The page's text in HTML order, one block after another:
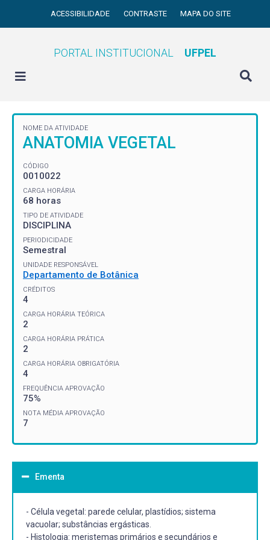
ACESSIBILIDADE CONTRASTE MAPA DO SITE
PORTAL INSTITUCIONAL UFPEL
NOME DA ATIVIDADE
ANATOMIA VEGETAL
CÓDIGO
0010022
CARGA HORÁRIA
68 horas
TIPO DE ATIVIDADE
DISCIPLINA
PERIODICIDADE
Semestral
UNIDADE RESPONSÁVEL
Departamento de Botânica
CRÉDITOS
4
CARGA HORÁRIA TEÓRICA
2
CARGA HORÁRIA PRÁTICA
2
CARGA HORÁRIA OBRIGATÓRIA
4
FREQUÊNCIA APROVAÇÃO
75%
NOTA MÉDIA APROVAÇÃO
7
Ementa
- Célula vegetal: parede celular, plastídios; sistema
vacuolar; substâncias ergásticas.
- Histologia: meristemas primários e secundários e